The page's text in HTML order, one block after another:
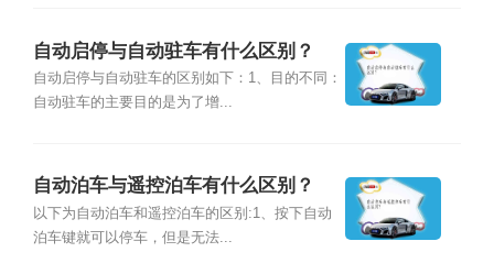
自动启停与自动驻车有什么区别？
自动启停与自动驻车的区别如下：1、目的不同：
自动驻车的主要目的是为了增...
自动泊车与遥控泊车有什么区别？
以下为自动泊车和遥控泊车的区别:1、按下自动
泊车键就可以停车，但是无法...